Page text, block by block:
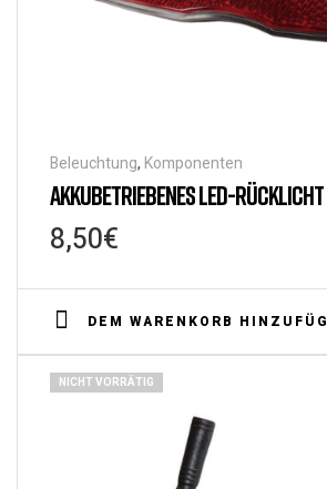
Beleuchtung, Komponenten
AKKUBETRIEBENES LED-RÜCKLICHT
8,50€
DEM WARENKORB HINZUFÜGEN
NICHT VORRÄTIG